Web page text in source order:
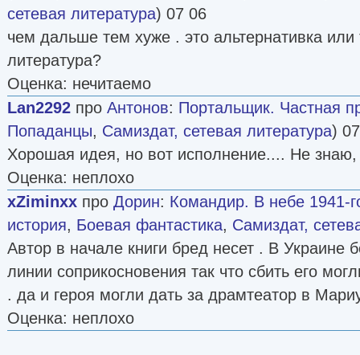
сетевая литература) 07 06
чем дальше тем хуже . это альтернативка или
литература?
Оценка: нечитаемо
Lan2292 про Антонов: Портальщик. Частная
Попаданцы, Самиздат, сетевая литература)
Хорошая идея, но вот исполнение.... Не знаю,
Оценка: неплохо
xZiminxx про Дорин: Командир. В небе 1941-
история, Боевая фантастика, Самиздат,
Автор в начале книги бред несет . В Украине
линии соприкосновения так что сбить его
. да и героя могли дать за драмтеатор в
Оценка: неплохо